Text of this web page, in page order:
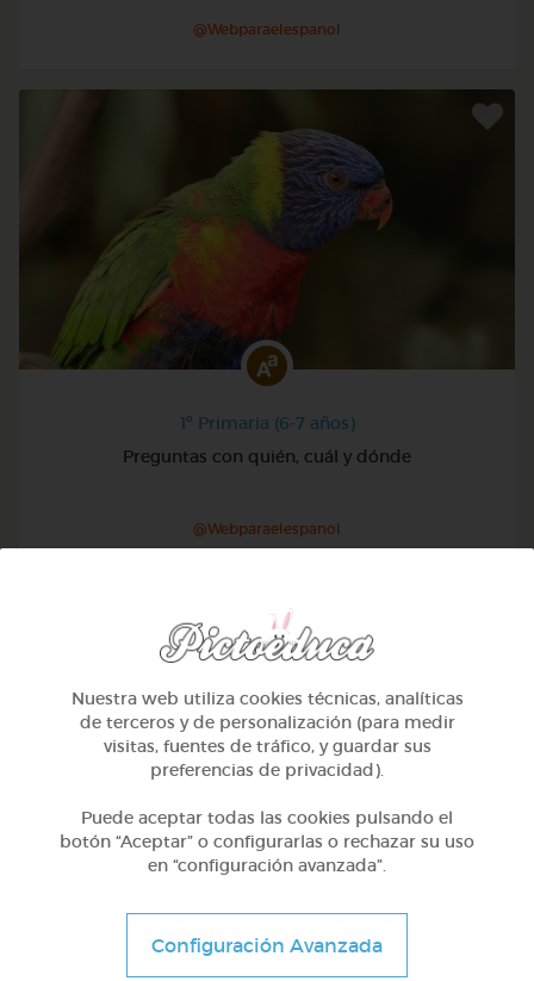
@Webparaelespanol
1º Primaria (6-7 años)
Preguntas con quién, cuál y dónde
@Webparaelespanol
Preguntas con qué
Nuestra web utiliza cookies técnicas, analíticas
de terceros y de personalización (para medir
visitas, fuentes de tráfico, y guardar sus
preferencias de privacidad).
Puede aceptar todas las cookies pulsando el
botón “Aceptar” o configurarlas o rechazar su uso
en “configuración avanzada”.
Configuración Avanzada